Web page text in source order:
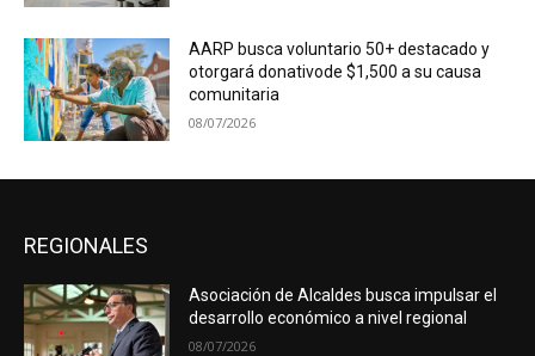
AARP busca voluntario 50+ destacado y
otorgará donativode $1,500 a su causa
comunitaria
08/07/2026
REGIONALES
Asociación de Alcaldes busca impulsar el
desarrollo económico a nivel regional
08/07/2026